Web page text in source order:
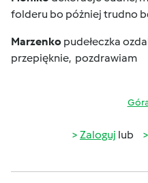
folderu bo póżniej trudno
Marzenko pudełeczka
przepięknie, pozdrawiam
Zaloguj lub